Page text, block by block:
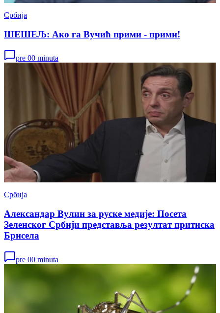
Србија
ШЕШЕЉ: Ако га Вучић прими - прими!
pre 00 minuta
Србија
Александар Вулин за руске медије: Посета
Зеленског Србији представља резултат притиска
Брисела
pre 00 minuta